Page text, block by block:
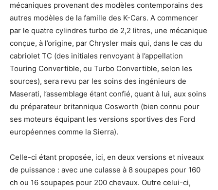
mécaniques provenant des modèles contemporains des
autres modèles de la famille des K-Cars. A commencer
par le quatre cylindres turbo de 2,2 litres, une mécanique
conçue, à l’origine, par Chrysler mais qui, dans le cas du
cabriolet TC (des initiales renvoyant à l’appellation
Touring Convertible, ou Turbo Convertible, selon les
sources), sera revu par les soins des ingénieurs de
Maserati, l’assemblage étant confié, quant à lui, aux soins
du préparateur britannique Cosworth (bien connu pour
ses moteurs équipant les versions sportives des Ford
européennes comme la Sierra).
Celle-ci étant proposée, ici, en deux versions et niveaux
de puissance : avec une culasse à 8 soupapes pour 160
ch ou 16 soupapes pour 200 chevaux. Outre celui-ci,